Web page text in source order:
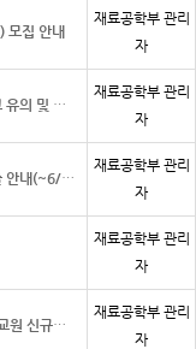
모집 안내
재료공학부 관리
자
[교육부]여름철 수상안전 학생안전사고 유의 및 대학 안전관리 철저 요청
재료공학부 관리
자
2026년 8월 졸업예정자 영어성적 제출 안내(~6/20)
재료공학부 관리
자
재료공학부 관리
자
[재료공학부]2026학년도 하반기 전임교원 신규채용 공개강의 안내
재료공학부 관리
자